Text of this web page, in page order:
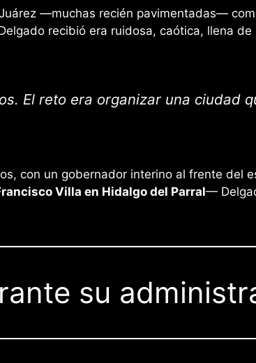
—muchas recién pavimentadas—
recibió era ruidosa, caótica, llena
El reto era organizar una ciudad
con un gobernador interino al frente del
Villa en Hidalgo del Parral—
su